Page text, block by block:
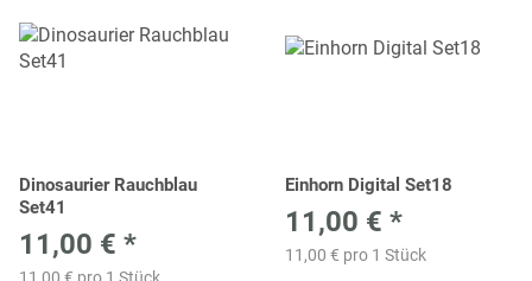
Dinosaurier Rauchblau
Set41
11,00 € *
11,00 € pro 1 Stück
Einhorn Digital Set18
11,00 € *
11,00 € pro 1 Stück